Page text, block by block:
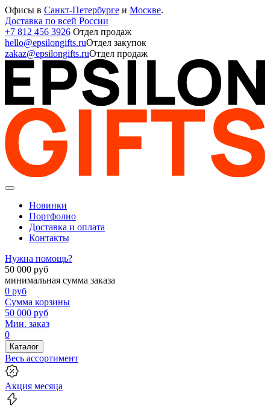
Офисы в Санкт-Петербурге и Москве.
Доставка по всей России
+7 812 456 3926 Отдел продаж
hello@epsilongifts.ruОтдел закупок
zakaz@epsilongifts.ruОтдел продаж
Новинки
Портфолио
Доставка и оплата
Контакты
Нужна помощь?
50 000 руб
минимальная сумма заказа
0 руб
Сумма корзины
50 000 руб
Мин. заказ
0
Каталог
Весь ассортимент
Акция месяца